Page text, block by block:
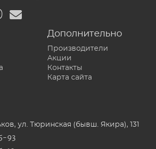
Дополнительно
Производители
Акции
Контакты
Карта сайта
ул. Тюринская (бывш. Якира), 131
93